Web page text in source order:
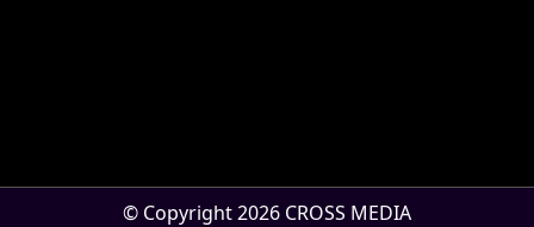
© Copyright 2026 CROSS MEDIA